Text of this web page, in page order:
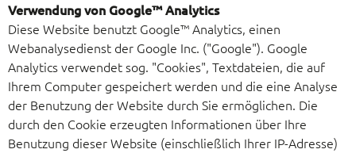
Verwendung von Google™ Analytics
Diese Website benutzt Google™ Analytics, einen
Webanalysedienst der Google Inc. ("Google"). Google
Analytics verwendet sog. "Cookies", Textdateien, die auf
Ihrem Computer gespeichert werden und die eine Analyse
der Benutzung der Website durch Sie ermöglichen. Die
durch den Cookie erzeugten Informationen über Ihre
Benutzung dieser Website (einschließlich Ihrer IP-Adresse)